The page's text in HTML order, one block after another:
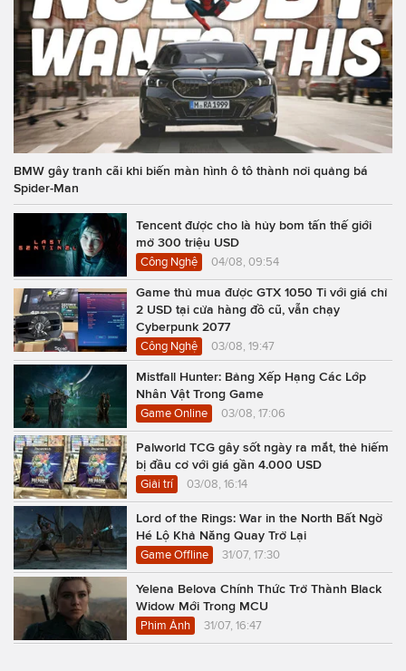
BMW gây tranh cãi khi biến màn hình ô tô thành nơi quảng bá
Spider-Man
Tencent được cho là hủy bom tấn thế giới
mở 300 triệu USD
Công Nghệ 04/08, 09:54
Game thủ mua được GTX 1050 Ti với giá chỉ
2 USD tại cửa hàng đồ cũ, vẫn chạy
Cyberpunk 2077
Công Nghệ 03/08, 19:47
Mistfall Hunter: Bảng Xếp Hạng Các Lớp
Nhân Vật Trong Game
Game Online 03/08, 17:06
Palworld TCG gây sốt ngày ra mắt, thẻ hiếm
bị đầu cơ với giá gần 4.000 USD
Giải trí 03/08, 16:14
Lord of the Rings: War in the North Bất Ngờ
Hé Lộ Khả Năng Quay Trở Lại
Game Offline 31/07, 17:30
Yelena Belova Chính Thức Trở Thành Black
Widow Mới Trong MCU
Phim Ảnh 31/07, 16:47